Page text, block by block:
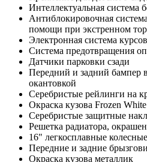
Интеллектуальная система
Антиблокировочная
помощи при экстренном
Электронная система
Система предотвращения
Датчики парковки сзади
Передний и задний бампер
окантовкой
Серебристые рейлинги на
Окраска кузова Frozen White
Серебристые защитные
Решетка радиатора,
16" легкосплавные
Передние и задние
Окраска кузова металлик